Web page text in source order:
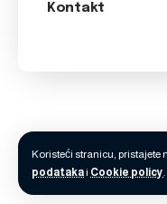
Koristeći stranicu, pristajete
podatakai Cookie policy.
Kontakt